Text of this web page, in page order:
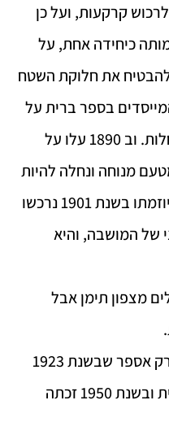
קרקעות, ועל כן
כיחידה אחת, על
את חלוקת השטח
בספר ברית על
אופן פירוט חלוקת האדמה לנחלות. וב 1890 עלו על
מנוחה ונחלה להיות
מנהל העבודה של המושבה וביוזמתו בשנת 1901 נרכשו
של המושבה, והיא
עולים מצפון תימן אבל
לא אלאה אתכם בכל תולדות, רק אספר שבשנת 1923
הפכה המושבה למועצה מקומית ובשנת 1950 זכתה